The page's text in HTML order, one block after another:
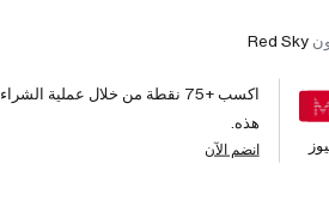
Red Sky
اكسب +75 نقطة من خلال عملية الشراء
هذه.
انضم الآن